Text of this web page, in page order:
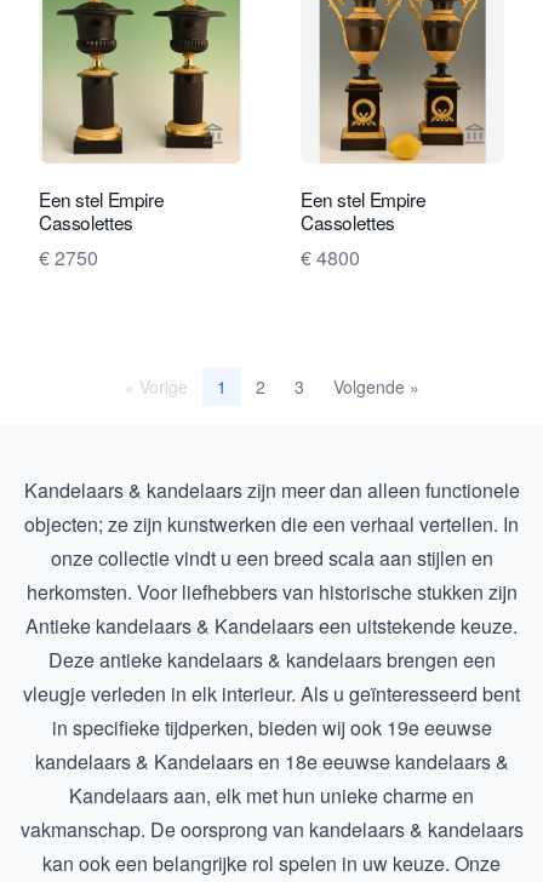
Bekijk verkoperspagina van Limburg
Een stel Empire
Cassolettes
€ 2750
Bekijk
Een stel Empire
Cassolettes
€ 4800
« Vorige 1 2 3 Volgende »
Kandelaars & kandelaars zijn meer dan alleen functionele
objecten; ze zijn kunstwerken die een verhaal vertellen. In
onze collectie vindt u een breed scala aan stijlen en
herkomsten. Voor liefhebbers van historische stukken zijn
Antieke kandelaars & Kandelaarseen uitstekende keuze.
Deze antieke kandelaars & kandelaars brengen een
vleugje verleden in elk interieur. Als u geïnteresseerd bent
in specifieke tijdperken, bieden wij ook 19e eeuwse
kandelaars & Kandelaarsen 18e eeuwse kandelaars &
Kandelaarsaan, elk met hun unieke charme en
vakmanschap. De oorsprong van kandelaars & kandelaars
kan ook een belangrijke rol spelen in uw keuze. Onze